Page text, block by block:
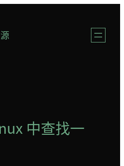
中查找一